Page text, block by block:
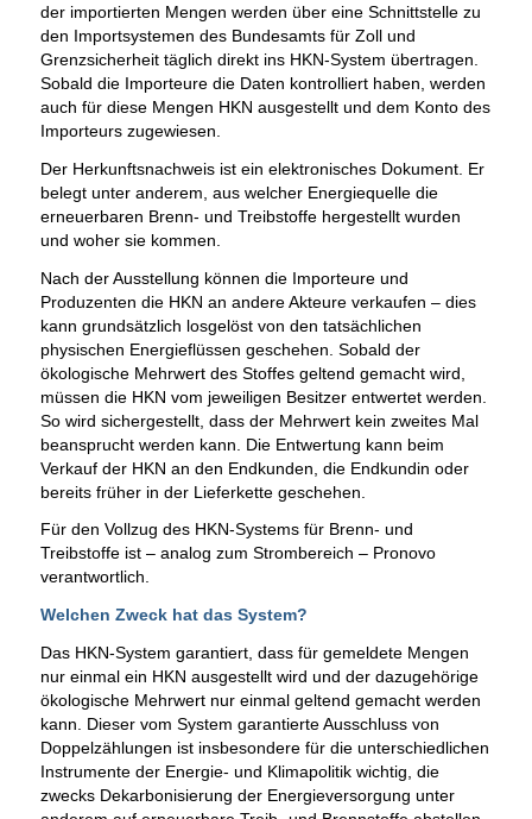
der importierten Mengen werden über eine Schnittstelle zu
den Importsystemen des Bundesamts für Zoll und
Grenzsicherheit täglich direkt ins HKN-System übertragen.
Sobald die Importeure die Daten kontrolliert haben, werden
auch für diese Mengen HKN ausgestellt und dem Konto des
Importeurs zugewiesen.
Der Herkunftsnachweis ist ein elektronisches Dokument. Er
belegt unter anderem, aus welcher Energiequelle die
erneuerbaren Brenn- und Treibstoffe hergestellt wurden
und woher sie kommen.
Nach der Ausstellung können die Importeure und
Produzenten die HKN an andere Akteure verkaufen – dies
kann grundsätzlich losgelöst von den tatsächlichen
physischen Energieflüssen geschehen. Sobald der
ökologische Mehrwert des Stoffes geltend gemacht wird,
müssen die HKN vom jeweiligen Besitzer entwertet werden.
So wird sichergestellt, dass der Mehrwert kein zweites Mal
beansprucht werden kann. Die Entwertung kann beim
Verkauf der HKN an den Endkunden, die Endkundin oder
bereits früher in der Lieferkette geschehen.
Für den Vollzug des HKN-Systems für Brenn- und
Treibstoffe ist – analog zum Strombereich – Pronovo
verantwortlich.
Welchen Zweck hat das System?
Das HKN-System garantiert, dass für gemeldete Mengen
nur einmal ein HKN ausgestellt wird und der dazugehörige
ökologische Mehrwert nur einmal geltend gemacht werden
kann. Dieser vom System garantierte Ausschluss von
Doppelzählungen ist insbesondere für die unterschiedlichen
Instrumente der Energie- und Klimapolitik wichtig, die
zwecks Dekarbonisierung der Energieversorgung unter